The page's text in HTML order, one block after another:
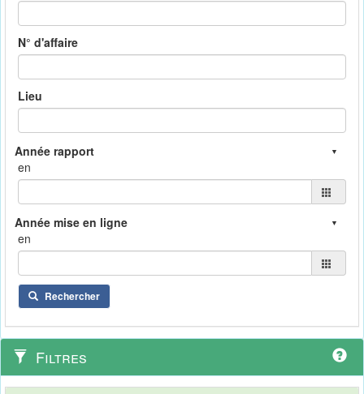
N° d'affaire
Lieu
en
en
Rechercher
Filtres